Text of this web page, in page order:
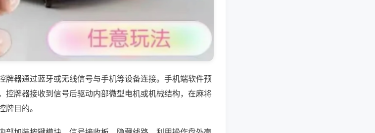
牌器通过蓝牙或无线信号与手机等设备连接。手机端软件预
控牌器接收到信号后驱动内部微型电机或机械结构，在麻将
目的。